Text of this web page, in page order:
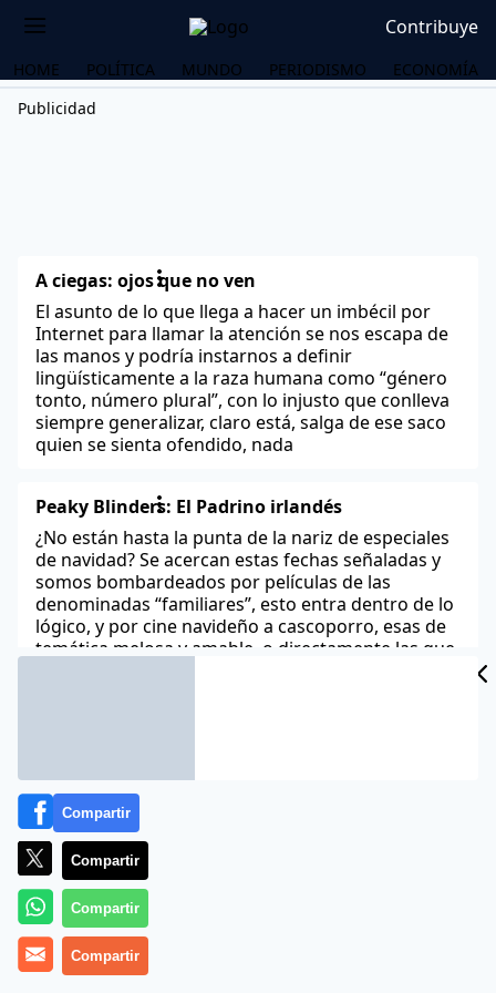
Contribuye
HOME POLÍTICA MUNDO PERIODISMO
ECONOMÍA
Publicidad
A ciegas: ojos que no ven
El asunto de lo que llega a hacer un imbécil por
Internet para llamar la atención se nos escapa de
las manos y podría instarnos a definir
lingüísticamente a la raza humana como “género
tonto, número plural”, con lo injusto que conlleva
siempre generalizar, claro está, salga de ese saco
quien se sienta ofendido, nada
Peaky Blinders: El Padrino irlandés
¿No están hasta la punta de la nariz de especiales
de navidad? Se acercan estas fechas señaladas y
somos bombardeados por películas de las
denominadas “familiares”, esto entra dentro de lo
lógico, y por cine navideño a cascoporro, esas de
temática melosa y amable, o directamente las que
opción de ocio echar un rato frente al televisor
trasnochando con una buena película o, como
más se va estilando en los últimos tiempos,
marcándose un buen maratón de series. Ni soñar
podría sir Arthur Conan Doyle cuando creó en
1887 a Sherlock Holmes que en
Mozart in the jungle: stravaganza
Compartir
Compartir
Compartir
Compartir